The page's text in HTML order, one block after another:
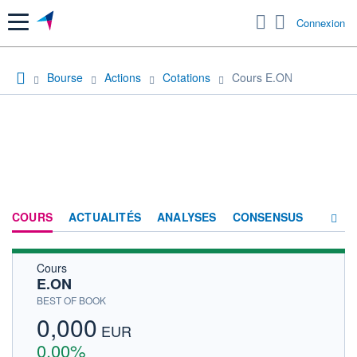
Menu Connexion
Bourse Actions Cotations Cours E.ON
COURS ACTUALITÉS ANALYSES CONSENSUS
Cours
E.ON
BEST OF BOOK
0,000 EUR
0,00%